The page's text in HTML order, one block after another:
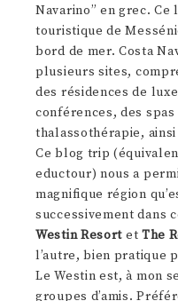
Navarino” en grec.
touristique de
bord de mer. Costa
plusieurs sites,
des résidences de
conférences, des
thalassothérapie,
Ce blog trip
eductour) nous a
magnifique région
successivement dans
Westin Resort et The
l’autre, bien pratique
Le Westin est, à mon
groupes d’amis.